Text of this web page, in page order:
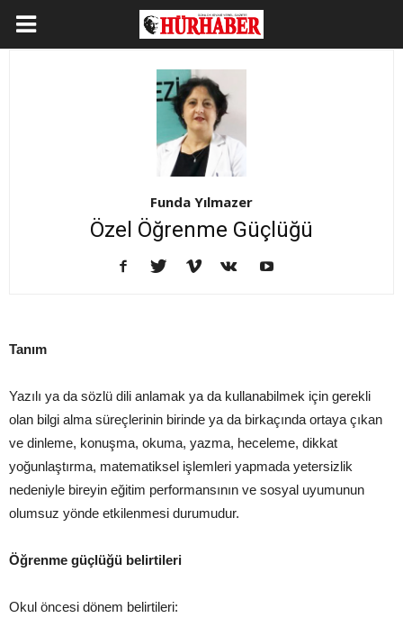
Funda Yılmazer
Özel Öğrenme Güçlüğü
Tanım
Yazılı ya da sözlü dili anlamak ya da kullanabilmek için gerekli
olan bilgi alma süreçlerinin birinde ya da birkaçında ortaya çıkan
ve dinleme, konuşma, okuma, yazma, heceleme, dikkat
yoğunlaştırma, matematiksel işlemleri yapmada yetersizlik
nedeniyle bireyin eğitim performansının ve sosyal uyumunun
olumsuz yönde etkilenmesi durumudur.
Öğrenme güçlüğü belirtileri
Okul öncesi dönem belirtileri: